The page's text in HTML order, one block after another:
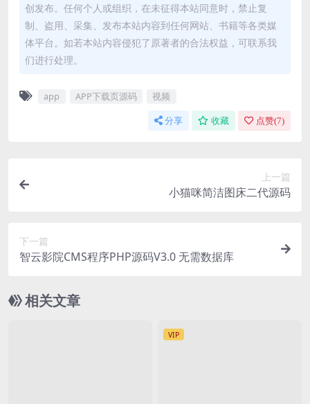
创发布。任何个人或组织，在未征得本站同意时，禁止复
制、盗用、采集、发布本站内容到任何网站、书籍等各类媒
体平台。如若本站内容侵犯了原著者的合法权益，可联系我
们进行处理。
app APP下载页源码 视频
分享 收藏 点赞(7)
上一篇
小猫咪简洁图床二代源码
下一篇
智云影院CMS程序PHP源码V3.0 无需数据库
相关文章
VIP